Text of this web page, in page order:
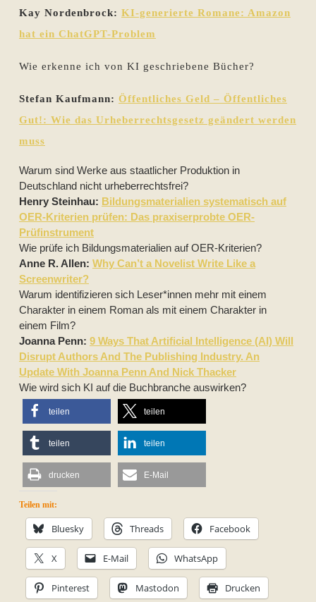
Kay Nordenbrock: KI-generierte Romane: Amazon
hat ein ChatGPT-Problem
Wie erkenne ich von KI geschriebene Bücher?
Stefan Kaufmann: Öffentliches Geld – Öffentliches
Gut!: Wie das Urheberrechtsgesetz geändert werden
muss
Warum sind Werke aus staatlicher Produktion in
Deutschland nicht urheberrechtsfrei?
Henry Steinhau: Bildungsmaterialien systematisch auf
OER-Kriterien prüfen: Das praxiserprobte OER-
Prüfinstrument
Wie prüfe ich Bildungsmaterialien auf OER-Kriterien?
Anne R. Allen: Why Can’t a Novelist Write Like a
Screenwriter?
Warum identifizieren sich Leser*innen mehr mit einem
Charakter in einem Roman als mit einem Charakter in
einem Film?
Joanna Penn: 9 Ways That Artificial Intelligence (AI) Will
Disrupt Authors And The Publishing Industry. An
Update With Joanna Penn And Nick Thacker
Wie wird sich KI auf die Buchbranche auswirken?
teilen teilen
teilen teilen
drucken E-Mail
Teilen mit:
Bluesky Threads Facebook
X E-Mail WhatsApp
Pinterest Mastodon Drucken